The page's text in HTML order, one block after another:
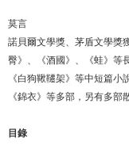
莫言
諾貝爾文學獎、茅盾文學獎
臀》、《酒國》、《蛙》等
《白狗鞦韆架》等中短篇小
《錦衣》等多部，另有多部
目錄